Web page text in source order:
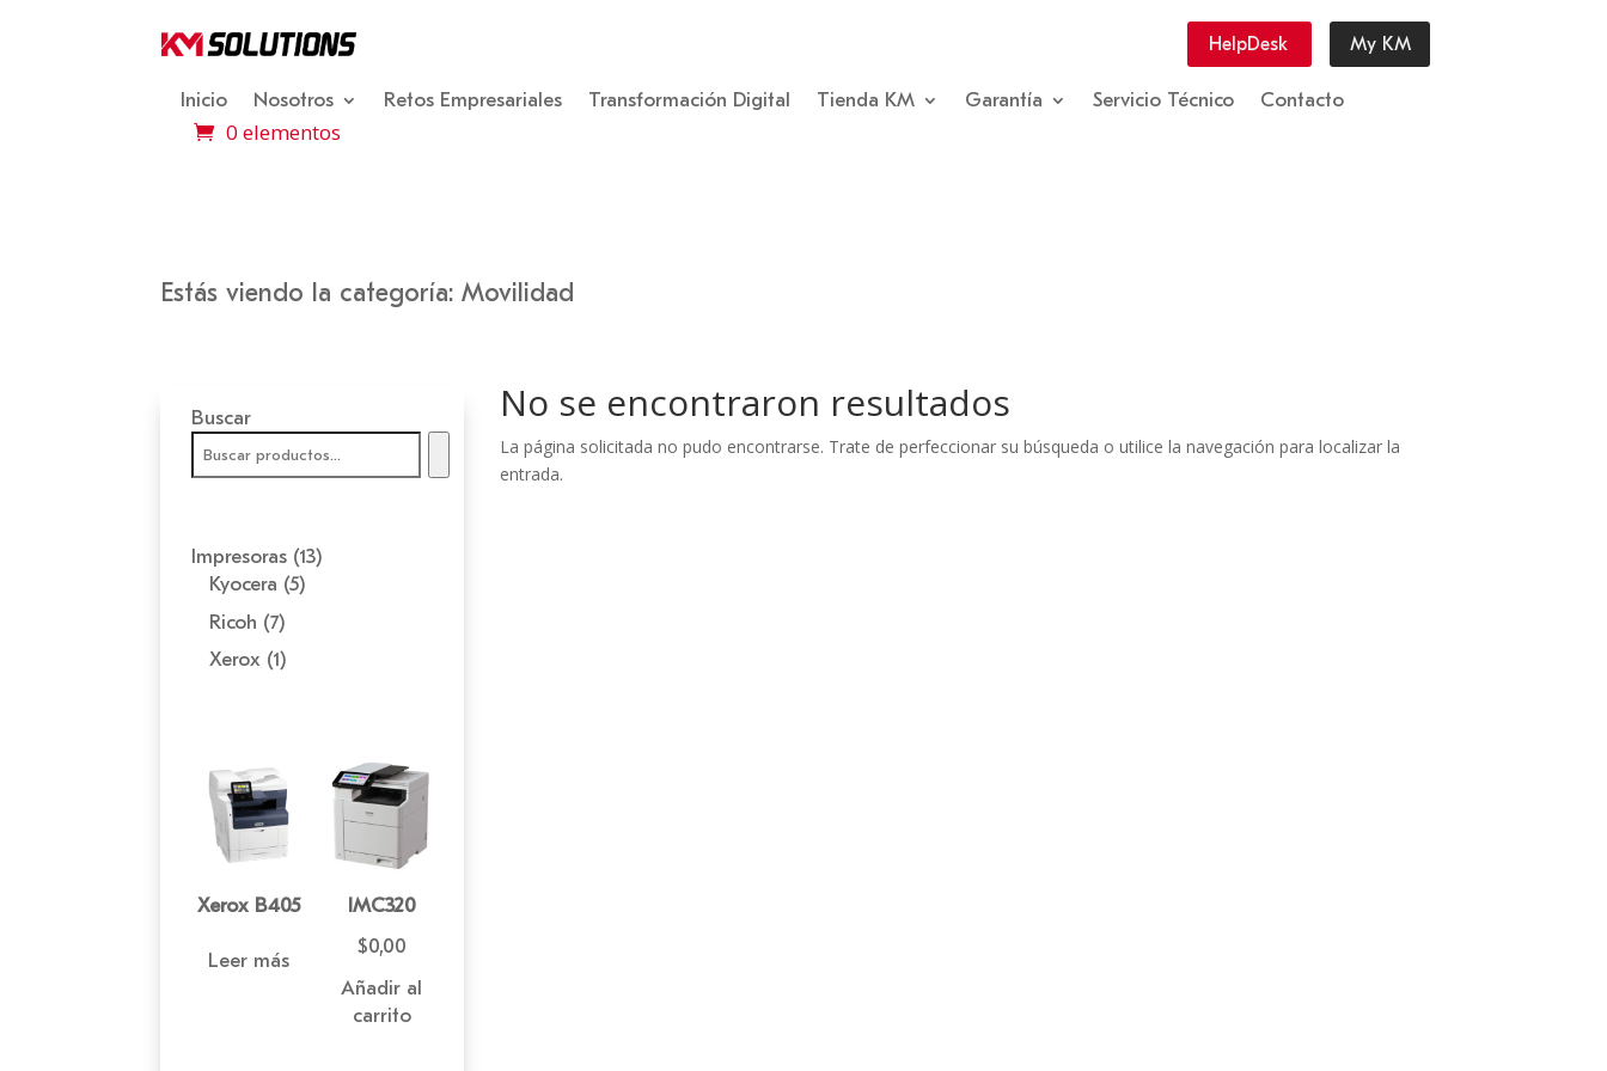
HelpDesk My KM
Inicio Nosotros Retos Empresariales Transformación Digital Tienda KM Garantía Servicio Técnico Contacto
0 elementos
Estás viendo la categoría: Movilidad
Buscar
Impresoras 1313
Kyocera 55
Ricoh 77
productos
Xerox 11
Xerox B405
Leer más
IMC320
$0,00
Añadir al
carrito
No se encontraron resultados
La página solicitada no pudo encontrarse. Trate de perfeccionar su búsqueda o utilice la navegación para localizar la
entrada.